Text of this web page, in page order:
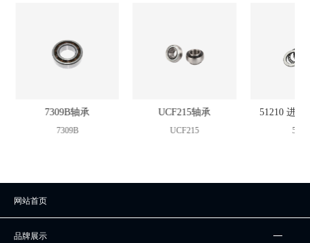
7309B轴承
7309B
UCF215轴承
UCF215
51210 进口
网站首页
品牌展示